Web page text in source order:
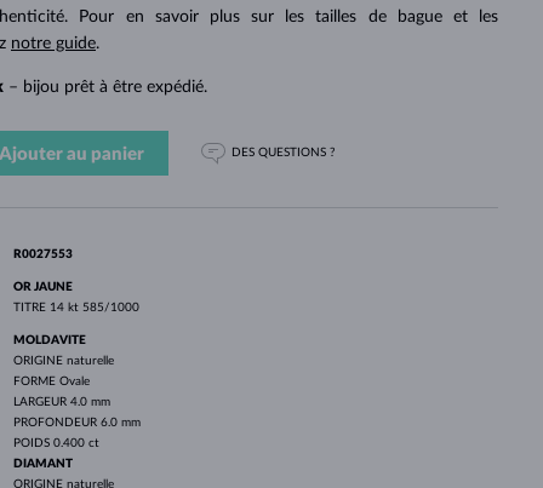
Pour en savoir plus sur les tailles de bague et les
notre guide.
– bijou prêt à être expédié.
Ajouter au panier DES QUESTIONS ?
R0027553
OR JAUNE
TITRE 14 kt 585/1000
MOLDAVITE
ORIGINE naturelle
FORME Ovale
LARGEUR 4.0 mm
PROFONDEUR 6.0 mm
POIDS 0.400 ct
DIAMANT
ORIGINE naturelle